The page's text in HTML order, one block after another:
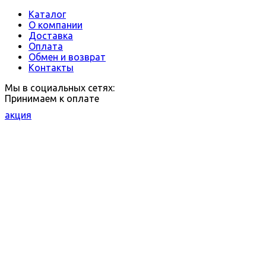
Каталог
О компании
Доставка
Оплата
Обмен и возврат
Контакты
Мы в социальных сетях:
Принимаем к оплате
акция